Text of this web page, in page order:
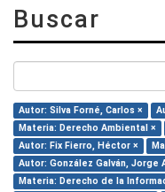
Buscar
Autor: Silva Forné, Carlos ×
Materia: Derecho Ambiental ×
Autor: Fix Fierro, Héctor ×
Autor: González Galván, Jorge
Materia: Derecho de la